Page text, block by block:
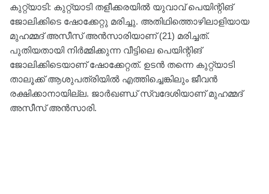
കുറ്റ്യാടി: കുറ്റ്യാടി തളീക്കരയിൽ യുവാവ് പെയിന്റിങ്
ജോലിക്കിടെ ഷോക്കേറ്റു മരിച്ചു. അതിഥിത്തൊഴിലാളിയായ
മുഹമ്മദ് അസീസ് അൻസാരിയാണ് (21) മരിച്ചത്.
പുതിയതായി നിർമ്മിക്കുന്ന വീട്ടിലെ പെയിന്റിങ്
ജോലിക്കിടെയാണ് ഷോക്കേറ്റത്. ഉടൻ തന്നെ കുറ്റ്യാടി
താലൂക്ക് ആശുപത്രിയിൽ എത്തിച്ചെങ്കിലും ജീവൻ
രക്ഷിക്കാനായില്ല. ജാർഖണ്ഡ് സ്വദേശിയാണ് മുഹമ്മദ്
അസീസ് അൻസാരി.